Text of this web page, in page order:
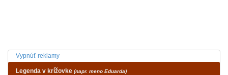
Vypnúť reklamy
Legenda v krížovke (napr. meno Eduarda)